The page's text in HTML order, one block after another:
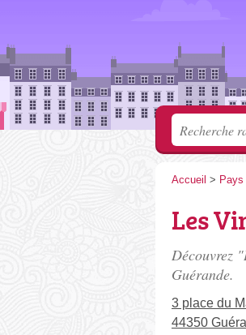
Accueil >
Les
Découvrez
Guérande.
3 place du
44350